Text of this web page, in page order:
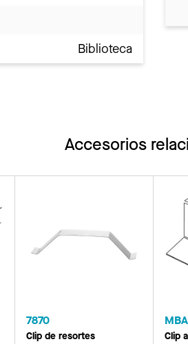
Biblioteca
Accesorios
7870
Clip de resortes
Clip